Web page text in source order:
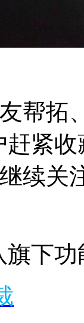
帮拓
紧
续关
下